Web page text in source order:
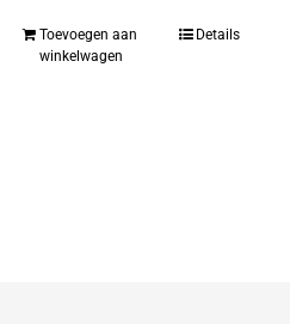
Toevoegen aan
winkelwagen
Details